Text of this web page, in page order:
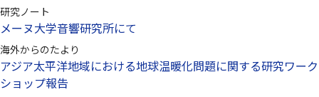
研究ノート
メーヌ大学音響研究所にて
海外からのたより
アジア太平洋地域における地球温暖化問題に関する研究ワーク
ショップ報告